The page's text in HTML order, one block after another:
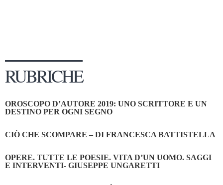
Tabù Festival 2014
A Tutto Volume
Marketing
RUBRICHE
OROSCOPO D’AUTORE 2019: UNO SCRITTORE E UN
DESTINO PER OGNI SEGNO
CIÒ CHE SCOMPARE – DI FRANCESCA BATTISTELLA
OPERE. TUTTE LE POESIE. VITA D’UN UOMO. SAGGI
E INTERVENTI- GIUSEPPE UNGARETTI